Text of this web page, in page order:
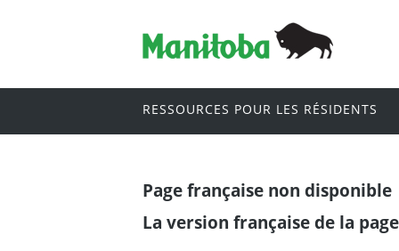
RESSOURCES POUR LES RÉSIDENTS
Page française non disponible
La version française de la